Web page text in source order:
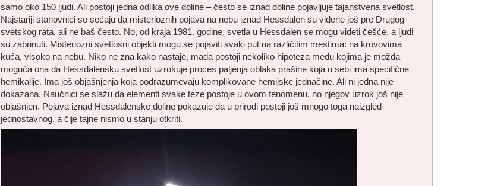
samo oko 150 ljudi. Ali postoji jedna odlika ove doline – često se iznad doline pojavljuje tajanstvena svetlost.
Najstariji stanovnici se sećaju da misterioznih pojava na nebu iznad Hessdalen su viđene još pre Drugog
svetskog rata, ali ne baš često. No, od kraja 1981. godine, svetla u Hessdalen se mogu videti češće, a ljudi
su zabrinuti. Misteriozni svetlosni objekti mogu se pojaviti svaki put na različitim mestima: na krovovima
kuća, visoko na nebu. Niko ne zna kako nastaje, mada postoji nekoliko hipoteza među kojima je možda
moguća ona da Hessdalensku svetlost uzrokuje proces paljenja oblaka prašine koja u sebi ima specifične
hemikalije. Ima još objašnjenja koja podrazumevaju komplikovane hemijske jednačine. Ali ni jedna nije
dokazana. Naučnici se slažu da elementi svake teze postoje u ovom fenomenu, no njegov uzrok još nije
objašnjen. Pojava iznad Hessdalenske doline pokazuje da u prirodi postoji još mnogo toga naizgled
jednostavnog, a čije tajne nismo u stanju otkriti.